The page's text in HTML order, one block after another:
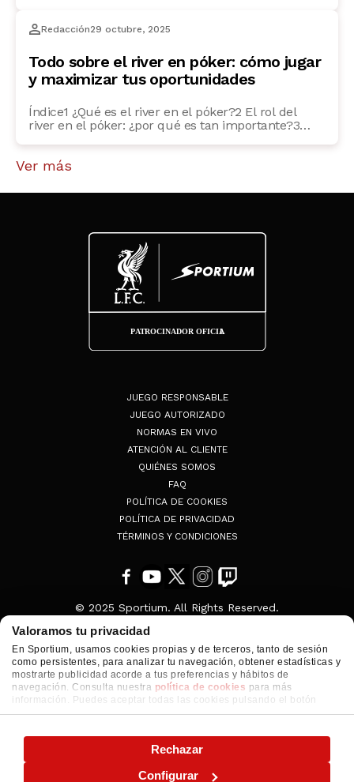
Valoramos tu privacidad
En Sportium, usamos cookies propias y de terceros, tanto de sesión
como persistentes, para analizar tu navegación, obtener estadísticas y
mostrarte publicidad acorde a tus preferencias y hábitos de
navegación. Consulta nuestra política de cookies para más
información. Puedes aceptar todas las cookies pulsando el botón
"ACEPTAR" o configurarlas o rechazar su uso pulsando el botón
Configurar
Rechazar
Métodos básicos para calcular las probabilidades
en póker para mejorar tu juego?6 Probabilidad de
cartas en el póker: ¿qué […]
Redacción29 octubre, 2025
Todo sobre el river en póker: cómo jugar
y maximizar tus oportunidades
Índice1 ¿Qué es el river en el póker?2 El rol del
river en el póker: ¿por qué es tan importante?3
Los errores comunes en el river de póker6 FAQs
Ver más
JUEGO RESPONSABLE
JUEGO AUTORIZADO
NORMAS EN VIVO
ATENCIÓN AL CLIENTE
QUIÉNES SOMOS
FAQ
POLÍTICA DE COOKIES
POLÍTICA DE PRIVACIDAD
TÉRMINOS Y CONDICIONES
© 2025 Sportium. All Rights Reserved.